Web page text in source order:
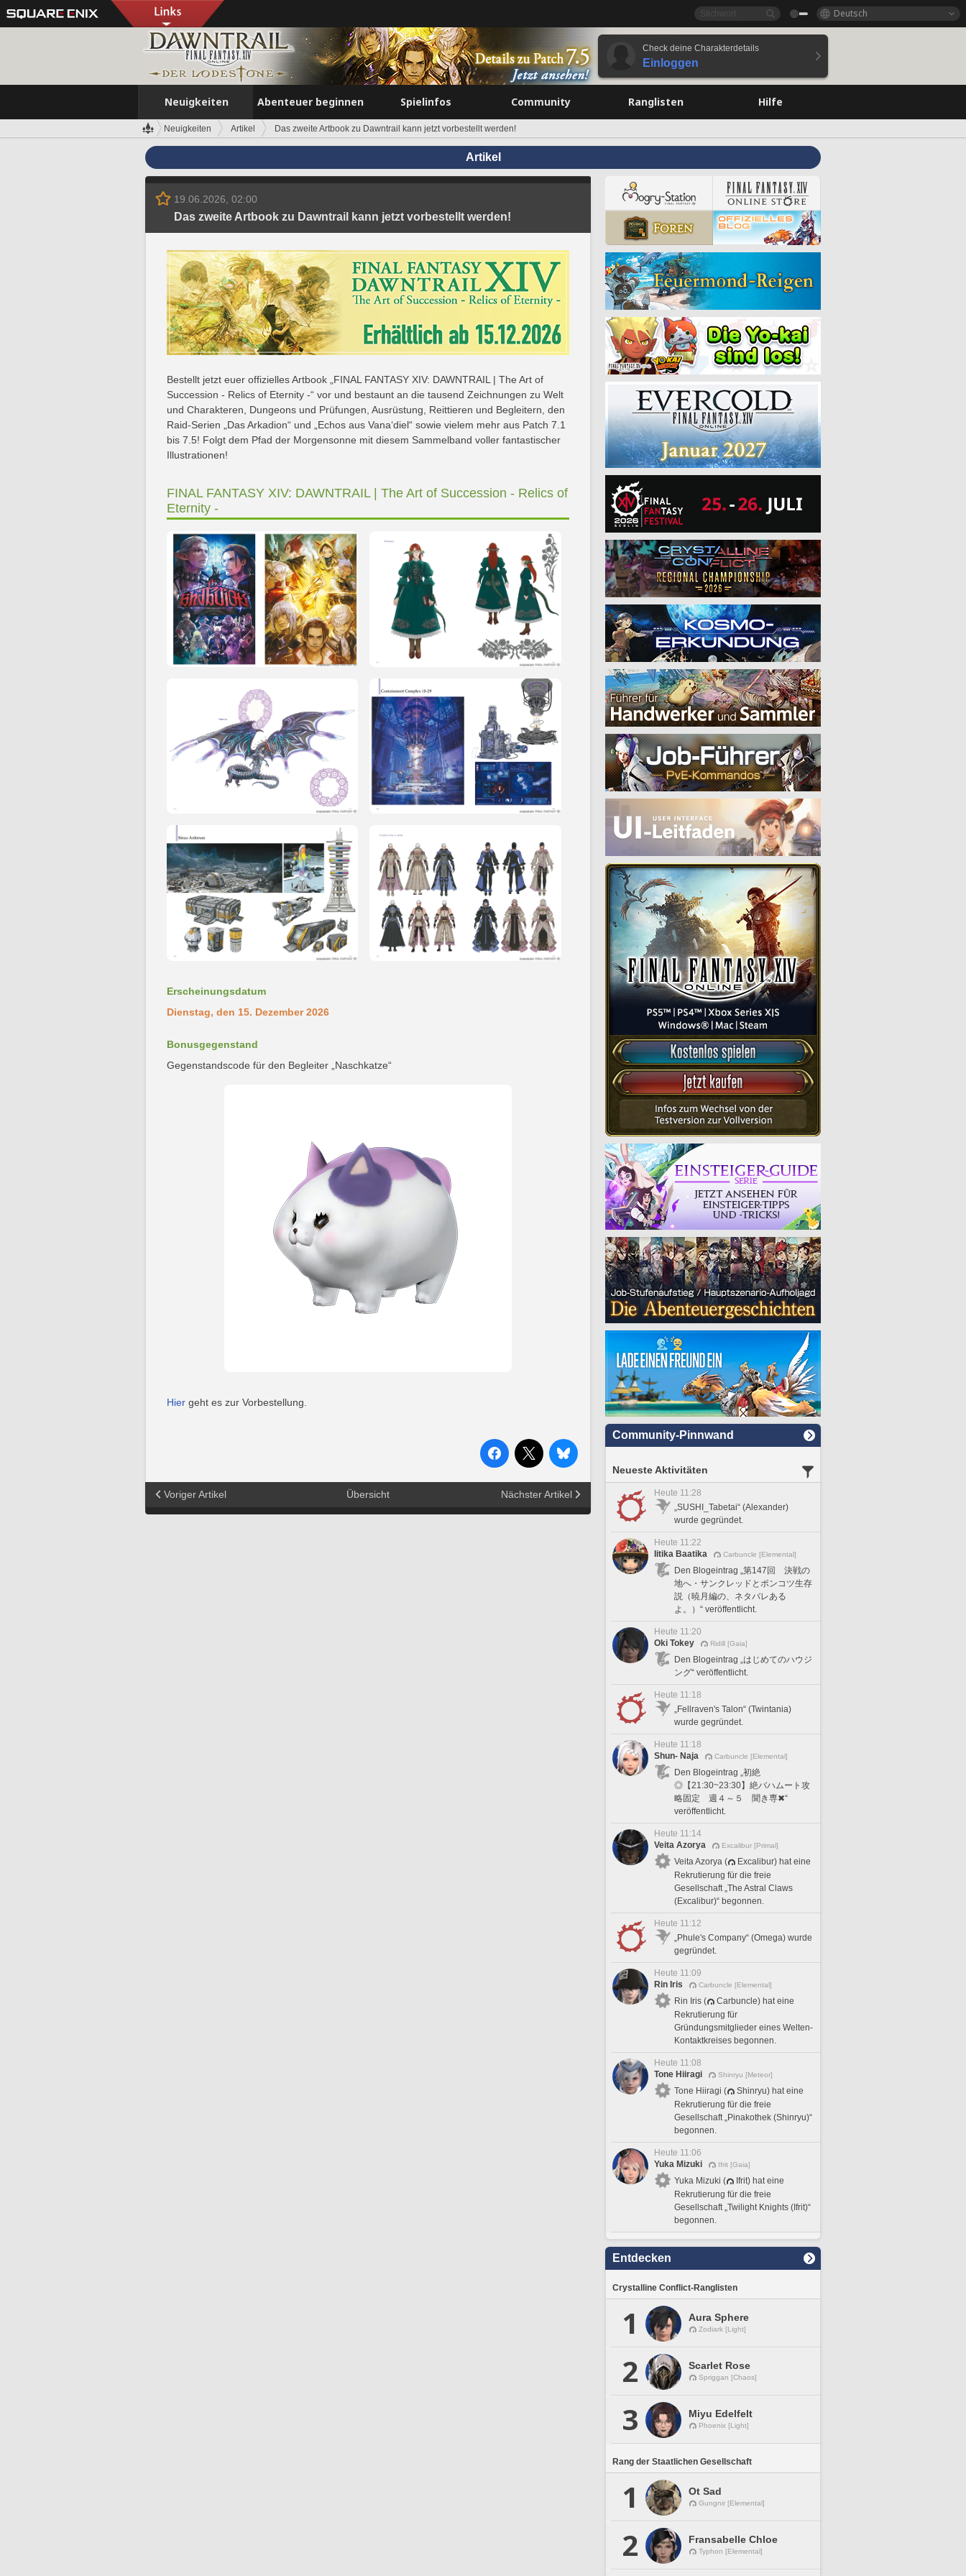
Deutsch
Check deine Charakterdetails
Einloggen
Neuigkeiten Abenteuer beginnen Spielinfos Community Ranglisten Hilfe
Neuigkeiten Artikel Das zweite Artbook zu Dawntrail kann jetzt vorbestellt werden!
Artikel
19.06.2026, 02:00
Das zweite Artbook zu Dawntrail kann jetzt vorbestellt werden!
Bestellt jetzt euer offizielles Artbook „FINAL FANTASY XIV: DAWNTRAIL | The Art of
Succession - Relics of Eternity -“ vor und bestaunt an die tausend Zeichnungen zu Welt
und Charakteren, Dungeons und Prüfungen, Ausrüstung, Reittieren und Begleitern, den
Raid-Serien „Das Arkadion“ und „Echos aus Vana‘diel“ sowie vielem mehr aus Patch 7.1
bis 7.5! Folgt dem Pfad der Morgensonne mit diesem Sammelband voller fantastischer
Illustrationen!
FINAL FANTASY XIV: DAWNTRAIL | The Art of Succession - Relics of
Eternity -
Erscheinungsdatum
Dienstag, den 15. Dezember 2026
Bonusgegenstand
Gegenstandscode für den Begleiter „Naschkatze“
Hier geht es zur Vorbestellung.
Voriger Artikel Übersicht Nächster Artikel
Community-Pinnwand
Neueste Aktivitäten
Heute 11:28
„SUSHI_Tabetai“ (Alexander)
wurde gegründet.
Heute 11:22
Iitika Baatika
Carbuncle [Elemental]
Den Blogeintrag „第147回 決戦の
地へ・サンクレッドとポンコツ生存
説（暁月編の、ネタバレある
よ。）“ veröffentlicht.
Heute 11:20
Oki Tokey
Ridill [Gaia]
Den Blogeintrag „はじめてのハウジ
ング“ veröffentlicht.
Heute 11:18
„Fellraven's Talon“ (Twintania)
wurde gegründet.
Heute 11:18
Shun- Naja
Carbuncle [Elemental]
Den Blogeintrag „初絶
◎【21:30~23:30】絶バハムート攻
略固定 週４～５ 聞き専✖“
veröffentlicht.
Heute 11:14
Veita Azorya
Excalibur [Primal]
Veita Azorya (
Excalibur) hat eine
Rekrutierung für die freie
Gesellschaft „The Astral Claws
(Excalibur)“ begonnen.
Heute 11:12
„Phule's Company“ (Omega) wurde
gegründet.
Heute 11:09
Rin Iris
Carbuncle [Elemental]
Rin Iris (
Carbuncle) hat eine
Rekrutierung für
Gründungsmitglieder eines Welten-
Kontaktkreises begonnen.
Heute 11:08
Tone Hiiragi
Shinryu [Meteor]
Tone Hiiragi (
Shinryu) hat eine
Rekrutierung für die freie
Gesellschaft „Pinakothek (Shinryu)“
begonnen.
Heute 11:06
Yuka Mizuki
Ifrit [Gaia]
Yuka Mizuki (
Ifrit) hat eine
Rekrutierung für die freie
Gesellschaft „Twilight Knights (Ifrit)“
begonnen.
Entdecken
Crystalline Conflict-Ranglisten
1 Aura Sphere
Zodiark [Light]
2 Scarlet Rose
Spriggan [Chaos]
3 Miyu Edelfelt
Phoenix [Light]
Rang der Staatlichen Gesellschaft
1 Ot Sad
Gungnir [Elemental]
2 Fransabelle Chloe
Typhon [Elemental]